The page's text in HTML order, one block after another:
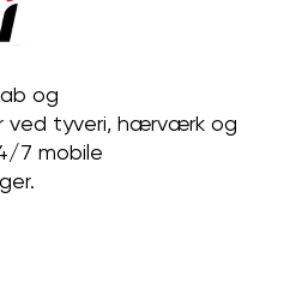
og
ved tyveri, hærværk og
7 mobile